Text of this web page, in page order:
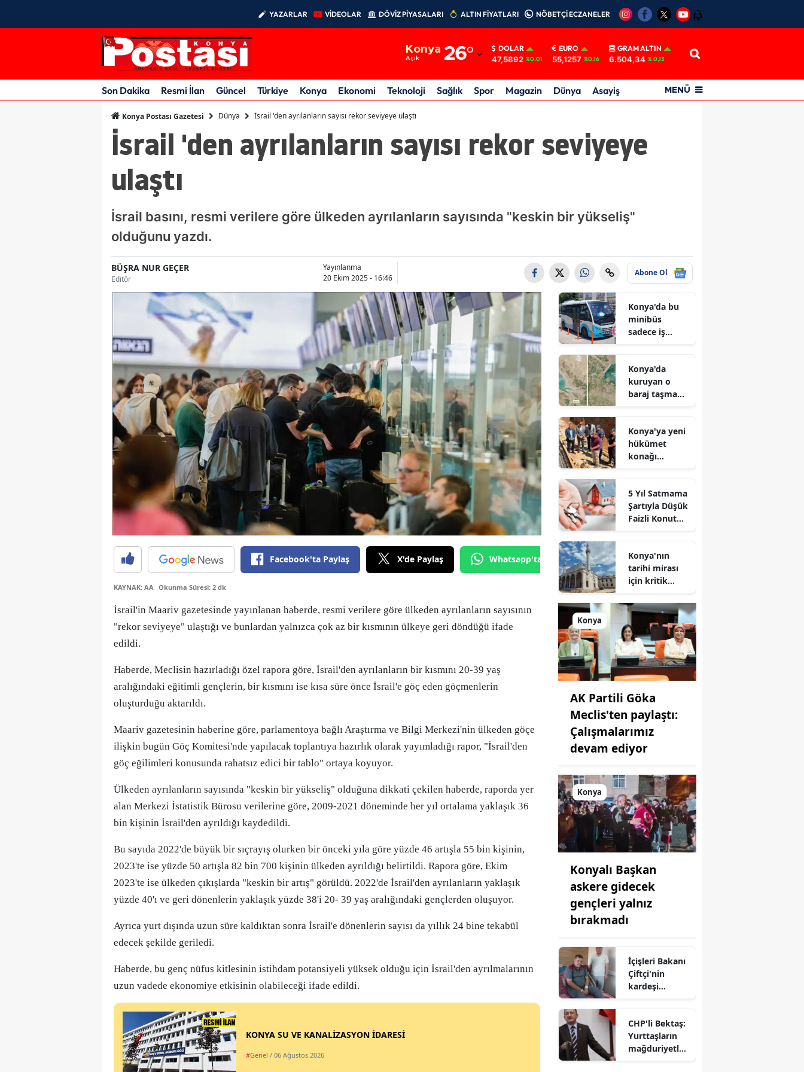
YAZARLAR VİDEOLAR DÖVİZ PİYASALARI ALTIN FİYATLARI NÖBETÇİ ECZANELER 12
Konya
Açık 26°
Adıyaman
Afyonkarahisar
Ankara
Balıkesir
Bingöl
Bitlis
Bolu
Burdur
Bursa
Çanakkale
Çankırı
Çorum
Denizli
Diyarbakır
Elazığ
Erzurum
Gaziantep
Hakkari
Isparta
İstanbul
İzmir
Kars
Kırklareli
DOLAR
47,5892 %0.01
EURO
55,1257 %0.16
GRAM ALTIN
6.504,34 % 0,13
Son Dakika Resmi İlan Güncel Türkiye Konya Ekonomi Teknoloji Sağlık Spor Magazin Dünya Asayiş MENÜ
Konya Postası Gazetesi Dünya İsrail 'den ayrılanların sayısı rekor seviyeye ulaştı
İsrail 'den ayrılanların sayısı rekor seviyeye
ulaştı
İsrail basını, resmi verilere göre ülkeden ayrılanların sayısında "keskin bir yükseliş"
olduğunu yazdı.
BÜŞRA NUR GEÇER
Editör
Yayınlanma
20 Ekim 2025 - 16:46
Abone Ol
Facebook'ta Paylaş X'de Paylaş Whatsapp'tan Gönder
KAYNAK: AA Okunma Süresi: 2 dk
İsrail'in Maariv gazetesinde yayınlanan haberde, resmi verilere göre ülkeden ayrılanların sayısının
"rekor seviyeye" ulaştığı ve bunlardan yalnızca çok az bir kısmının ülkeye geri döndüğü ifade
edildi.
Haberde, Meclisin hazırladığı özel rapora göre, İsrail'den ayrılanların bir kısmını 20-39 yaş
aralığındaki eğitimli gençlerin, bir kısmını ise kısa süre önce İsrail'e göç eden göçmenlerin
oluşturduğu aktarıldı.
Maariv gazetesinin haberine göre, parlamentoya bağlı Araştırma ve Bilgi Merkezi'nin ülkeden göçe
ilişkin bugün Göç Komitesi'nde yapılacak toplantıya hazırlık olarak yayımladığı rapor, "İsrail'den
göç eğilimleri konusunda rahatsız edici bir tablo" ortaya koyuyor.
Ülkeden ayrılanların sayısında "keskin bir yükseliş" olduğuna dikkati çekilen haberde, raporda yer
alan Merkezi İstatistik Bürosu verilerine göre, 2009-2021 döneminde her yıl ortalama yaklaşık 36
bin kişinin İsrail'den ayrıldığı kaydedildi.
Bu sayıda 2022'de büyük bir sıçrayış olurken bir önceki yıla göre yüzde 46 artışla 55 bin kişinin,
2023'te ise yüzde 50 artışla 82 bin 700 kişinin ülkeden ayrıldığı belirtildi. Rapora göre, Ekim
2023'te ise ülkeden çıkışlarda "keskin bir artış" görüldü. 2022'de İsrail'den ayrılanların yaklaşık
yüzde 40'ı ve geri dönenlerin yaklaşık yüzde 38'i 20- 39 yaş aralığındaki gençlerden oluşuyor.
Ayrıca yurt dışında uzun süre kaldıktan sonra İsrail'e dönenlerin sayısı da yıllık 24 bine tekabül
edecek şekilde geriledi.
Haberde, bu genç nüfus kitlesinin istihdam potansiyeli yüksek olduğu için İsrail'den ayrılmalarının
uzun vadede ekonomiye etkisinin olabileceği ifade edildi.
KONYA SU VE KANALİZASYON İDARESİ
#Genel / 06 Ağustos 2026
Konya'da bu
minibüs
sadece iş
Konya'da
kuruyan o
baraj taşma
Konya'ya yeni
hükümet
konağı
5 Yıl Satmama
Şartıyla Düşük
Faizli Konut
Konya'nın
tarihi mirası
için kritik
durum
açıklandı
Konya
AK Partili Göka
Meclis'ten paylaştı:
Çalışmalarımız
devam ediyor
Konya
Konyalı Başkan
askere gidecek
gençleri yalnız
bırakmadı
İçişleri Bakanı
Çiftçi'nin
kardeşi
CHP'li Bektaş:
Yurttaşların
mağduriyetler